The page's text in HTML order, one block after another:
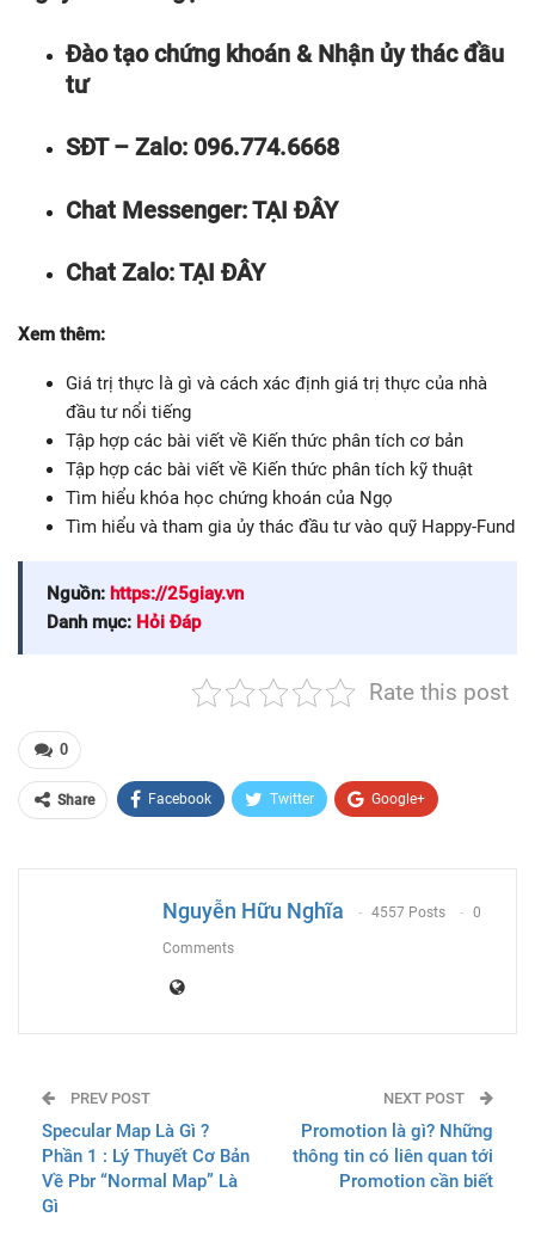
Đào tạo chứng khoán & Nhận ủy thác đầu
tư
SĐT – Zalo: 096.774.6668
Chat Messenger: TẠI ĐÂY
Chat Zalo: TẠI ĐÂY
Xem thêm:
Giá trị thực là gì và cách xác định giá trị thực của nhà
đầu tư nổi tiếng
Tập hợp các bài viết về Kiến thức phân tích cơ bản
Tập hợp các bài viết về Kiến thức phân tích kỹ thuật
Tìm hiểu khóa học chứng khoán của Ngọ
Tìm hiểu và tham gia ủy thác đầu tư vào quỹ Happy-Fund
Nguồn: https://25giay.vn
Danh mục: Hỏi Đáp
Rate this post
0
Share Facebook Twitter Google+
Nguyễn Hữu Nghĩa 4557 Posts 0
Comments
PREV POST
Specular Map Là Gì ?
Phần 1 : Lý Thuyết Cơ Bản
Về Pbr “Normal Map” Là
Gì
NEXT POST
Promotion là gì? Những
thông tin có liên quan tới
Promotion cần biết